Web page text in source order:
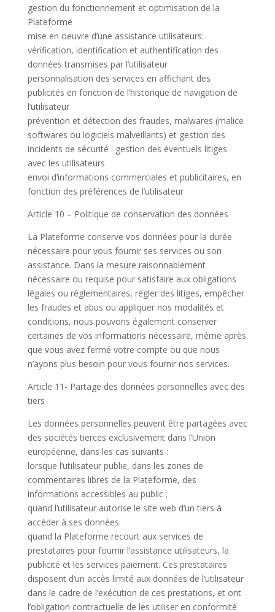
gestion du fonctionnement et optimisation de la
Plateforme
mise en oeuvre d’une assistance utilisateurs:
vérification, identification et authentification des
données transmises par l’utilisateur
personnalisation des services en affichant des
publicités en fonction de l’historique de navigation de
l’utilisateur
prévention et détection des fraudes, malwares (malice
softwares ou logiciels malveillants) et gestion des
incidents de sécurité : gestion des éventuels litiges
avec les utilisateurs
envoi d’informations commerciales et publicitaires, en
fonction des préférences de l’utilisateur
Article 10 – Politique de conservation des données
La Plateforme conserve vos données pour la durée
nécessaire pour vous fournir ses services ou son
assistance. Dans la mesure raisonnablement
nécessaire ou requise pour satisfaire aux obligations
légales ou réglementaires, régler des litiges, empêcher
les fraudes et abus ou appliquer nos modalités et
conditions, nous pouvons également conserver
certaines de vos informations nécessaire, même après
que vous avez fermé votre compte ou que nous
n’ayons plus besoin pour vous fournir nos services.
Article 11- Partage des données personnelles avec des
tiers
Les données personnelles peuvent être partagées avec
des sociétés tierces exclusivement dans l’Union
européenne, dans les cas suivants :
lorsque l’utilisateur publie, dans les zones de
commentaires libres de la Plateforme, des
informations accessibles au public ;
quand l’utilisateur autorise le site web d’un tiers à
accéder à ses données
quand la Plateforme recourt aux services de
prestataires pour fournir l’assistance utilisateurs, la
publicité et les services paiement. Ces prestataires
disposent d’un accès limité aux données de l’utilisateur
dans le cadre de l’exécution de ces prestations, et ont
l’obligation contractuelle de les utiliser en conformité